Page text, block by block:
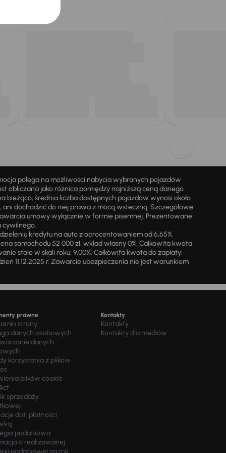
polega na możliwości nabycia wybranych pojazdów
obliczana jako różnica pomiędzy najniższą ceną danego
bieżąco; średnia liczba dostępnych pojazdów wynosi około
dochodzić do niej prawa z mocą wsteczną. Szczegółowe
umowy wyłącznie w formie pisemnej. Prezentowane
cywilnego.
kredytu na auto z oprocentowaniem od 6,65%.
samochodu 52 000 zł, wkład własny 0%. Całkowita kwota
stałe w skali roku: 9,00%. Całkowita kwota do zapłaty:
11.12.2025 r. Zawarcie ubezpieczenia nie jest warunkiem
prawne
strony
danych osobowych
danych
korzystania z plików
plików cookie
sprzedaży
dot. płatności
podatkowa
o realizowanej
podatkowej za rok
Kontakty
Kontakty
Kontakty dla mediów